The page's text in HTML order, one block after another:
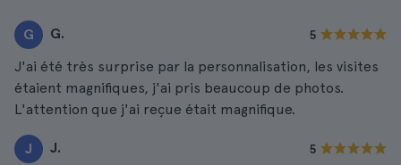
G G. 5
J'ai été très surprise par la personnalisation, les visites
étaient magnifiques, j'ai pris beaucoup de photos.
L'attention que j'ai reçue était magnifique.
J J. 5